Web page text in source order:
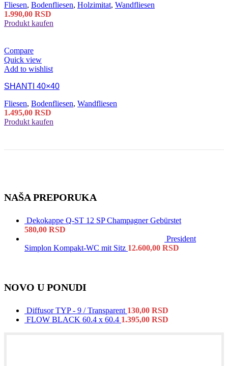
Fliesen, Bodenfliesen, Holzimitat, Wandfliesen
1.990,00 RSD
Produkt kaufen
Compare
Quick view
Add to wishlist
SHANTI 40×40
Fliesen, Bodenfliesen, Wandfliesen
1.495,00 RSD
Produkt kaufen
NAŠA PREPORUKA
Dekokappe Q-ST 12 SP Champagner Gebürstet
580,00 RSD
President
Simplon Kompakt-WC mit Sitz 12.600,00 RSD
NOVO U PONUDI
Diffusor TYP - 9 / Transparent 130,00 RSD
FLOW BLACK 60.4 x 60.4 1.395,00 RSD